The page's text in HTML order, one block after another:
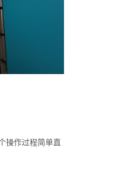
操作过程简单直